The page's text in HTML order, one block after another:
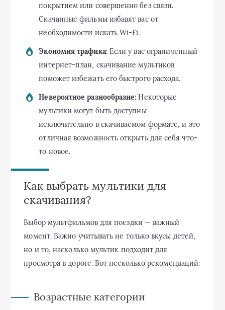
покрытием или совершенно без связи.
Скачанные фильмы избавят вас от
необходимости искать Wi-Fi.
Экономия трафика:Если у вас ограниченный
интернет-план, скачивание мультиков
поможет избежать его быстрого расхода.
Невероятное разнообразие: Некоторые
мультики могут быть доступны
исключительно в скачиваемом формате, и это
отличная возможность открыть для себя что-
то новое.
Как выбрать мультики для
скачивания?
Выбор мультфильмов для поездки — важный
момент. Важно учитывать не только вкусы детей,
но и то, насколько мультик подходит для
просмотра в дороге. Вот несколько рекомендаций:
Возрастные категории